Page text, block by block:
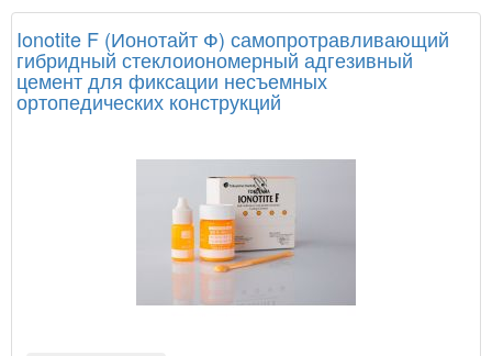
Ionotite F (Ионотайт Ф) самопротравливающий
гибридный стеклоиономерный адгезивный
цемент для фиксации несъемных
ортопедических конструкций